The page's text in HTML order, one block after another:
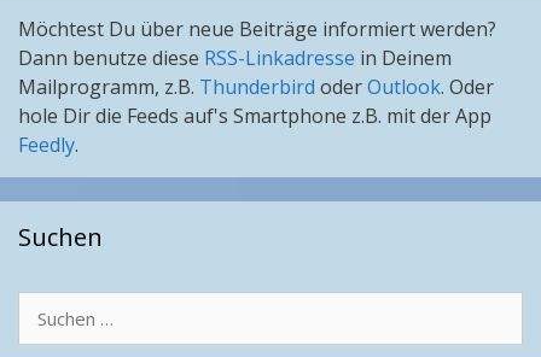
Möchtest Du über neue Beiträge informiert werden?
Dann benutze diese RSS-Linkadresse in Deinem
Mailprogramm, z.B. Thunderbird oderOutlook. Oder
hole Dir die Feeds auf's Smartphone z.B. mit der App
Feedly.
Suchen
Suchen
nach: